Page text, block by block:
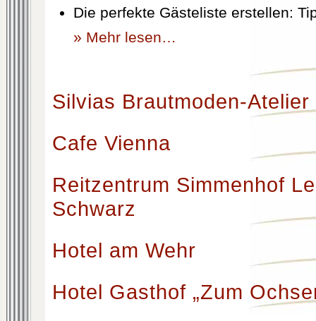
Die perfekte Gästeliste erstellen:
» Mehr lesen…
Silvias Brautmoden-Atelier
Cafe Vienna
Reitzentrum Simmenhof
Schwarz
Hotel am Wehr
Hotel Gasthof „Zum